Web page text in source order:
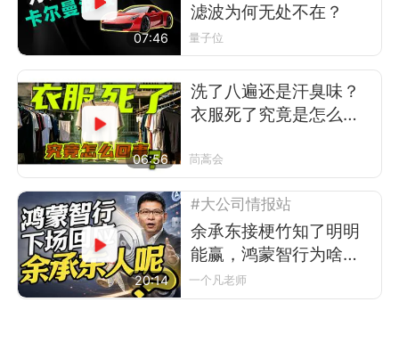
07:46
滤波为何无处不在？
量子位
06:56
洗了八遍还是汗臭味？
衣服死了究竟是怎么回
茼蒿会
20:14
#大公司情报站
余承东接梗竹知了明明
能赢，鸿蒙智行为啥不
让？
一个凡老师